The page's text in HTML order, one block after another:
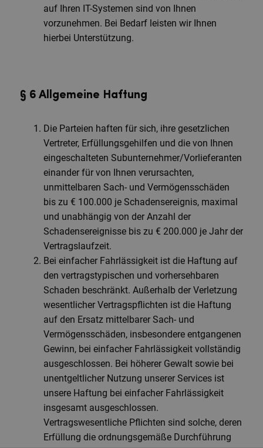
auf Ihren IT-Systemen sind von Ihnen
vorzunehmen. Bei Bedarf leisten wir Ihnen
hierbei Unterstützung.
§ 6 Allgemeine Haftung
Die Parteien haften für sich, ihre gesetzlichen
Vertreter, Erfüllungsgehilfen und die von Ihnen
eingeschalteten Subunternehmer/Vorlieferanten
einander für von Ihnen verursachten,
unmittelbaren Sach- und Vermögensschäden
bis zu € 100.000 je Schadensereignis, maximal
und unabhängig von der Anzahl der
Schadensereignisse bis zu € 200.000 je Jahr der
Vertragslaufzeit.
Bei einfacher Fahrlässigkeit ist die Haftung auf
den vertragstypischen und vorhersehbaren
Schaden beschränkt. Außerhalb der Verletzung
wesentlicher Vertragspflichten ist die Haftung
auf den Ersatz mittelbarer Sach- und
Vermögensschäden, insbesondere entgangenen
Gewinn, bei einfacher Fahrlässigkeit vollständig
ausgeschlossen. Bei höherer Gewalt sowie bei
unentgeltlicher Nutzung unserer Services ist
unsere Haftung bei einfacher Fahrlässigkeit
insgesamt ausgeschlossen.
Vertragswesentliche Pflichten sind solche, deren
Erfüllung die ordnungsgemäße Durchführung